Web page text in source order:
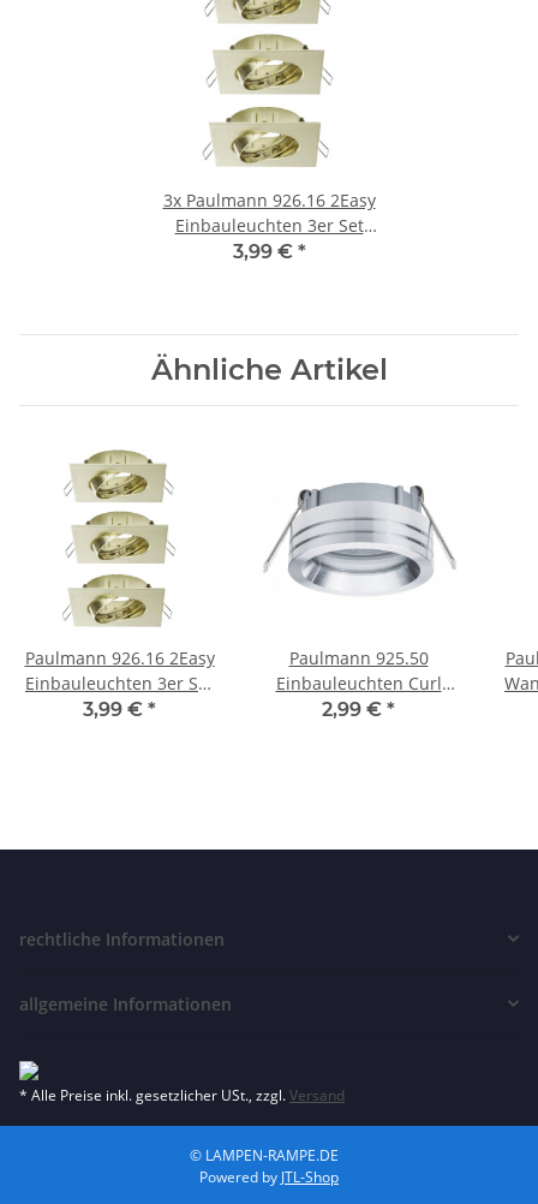
3x Paulmann 926.16 2Easy
Einbauleuchten 3er Set
Quadro Einbauring
3,99 € *
Ähnliche Artikel
Paulmann 926.16 2Easy
Einbauleuchten 3er Set
Quadro Einbauring
3,99 € *
Paulmann 925.50
Einbauleuchten Curl
Einbauring max. 35W
2,99 € *
rechtliche Informationen
allgemeine Informationen
* Alle Preise inkl. gesetzlicher USt., zzgl.Versand
© LAMPEN-RAMPE.DE
Powered by JTL-Shop